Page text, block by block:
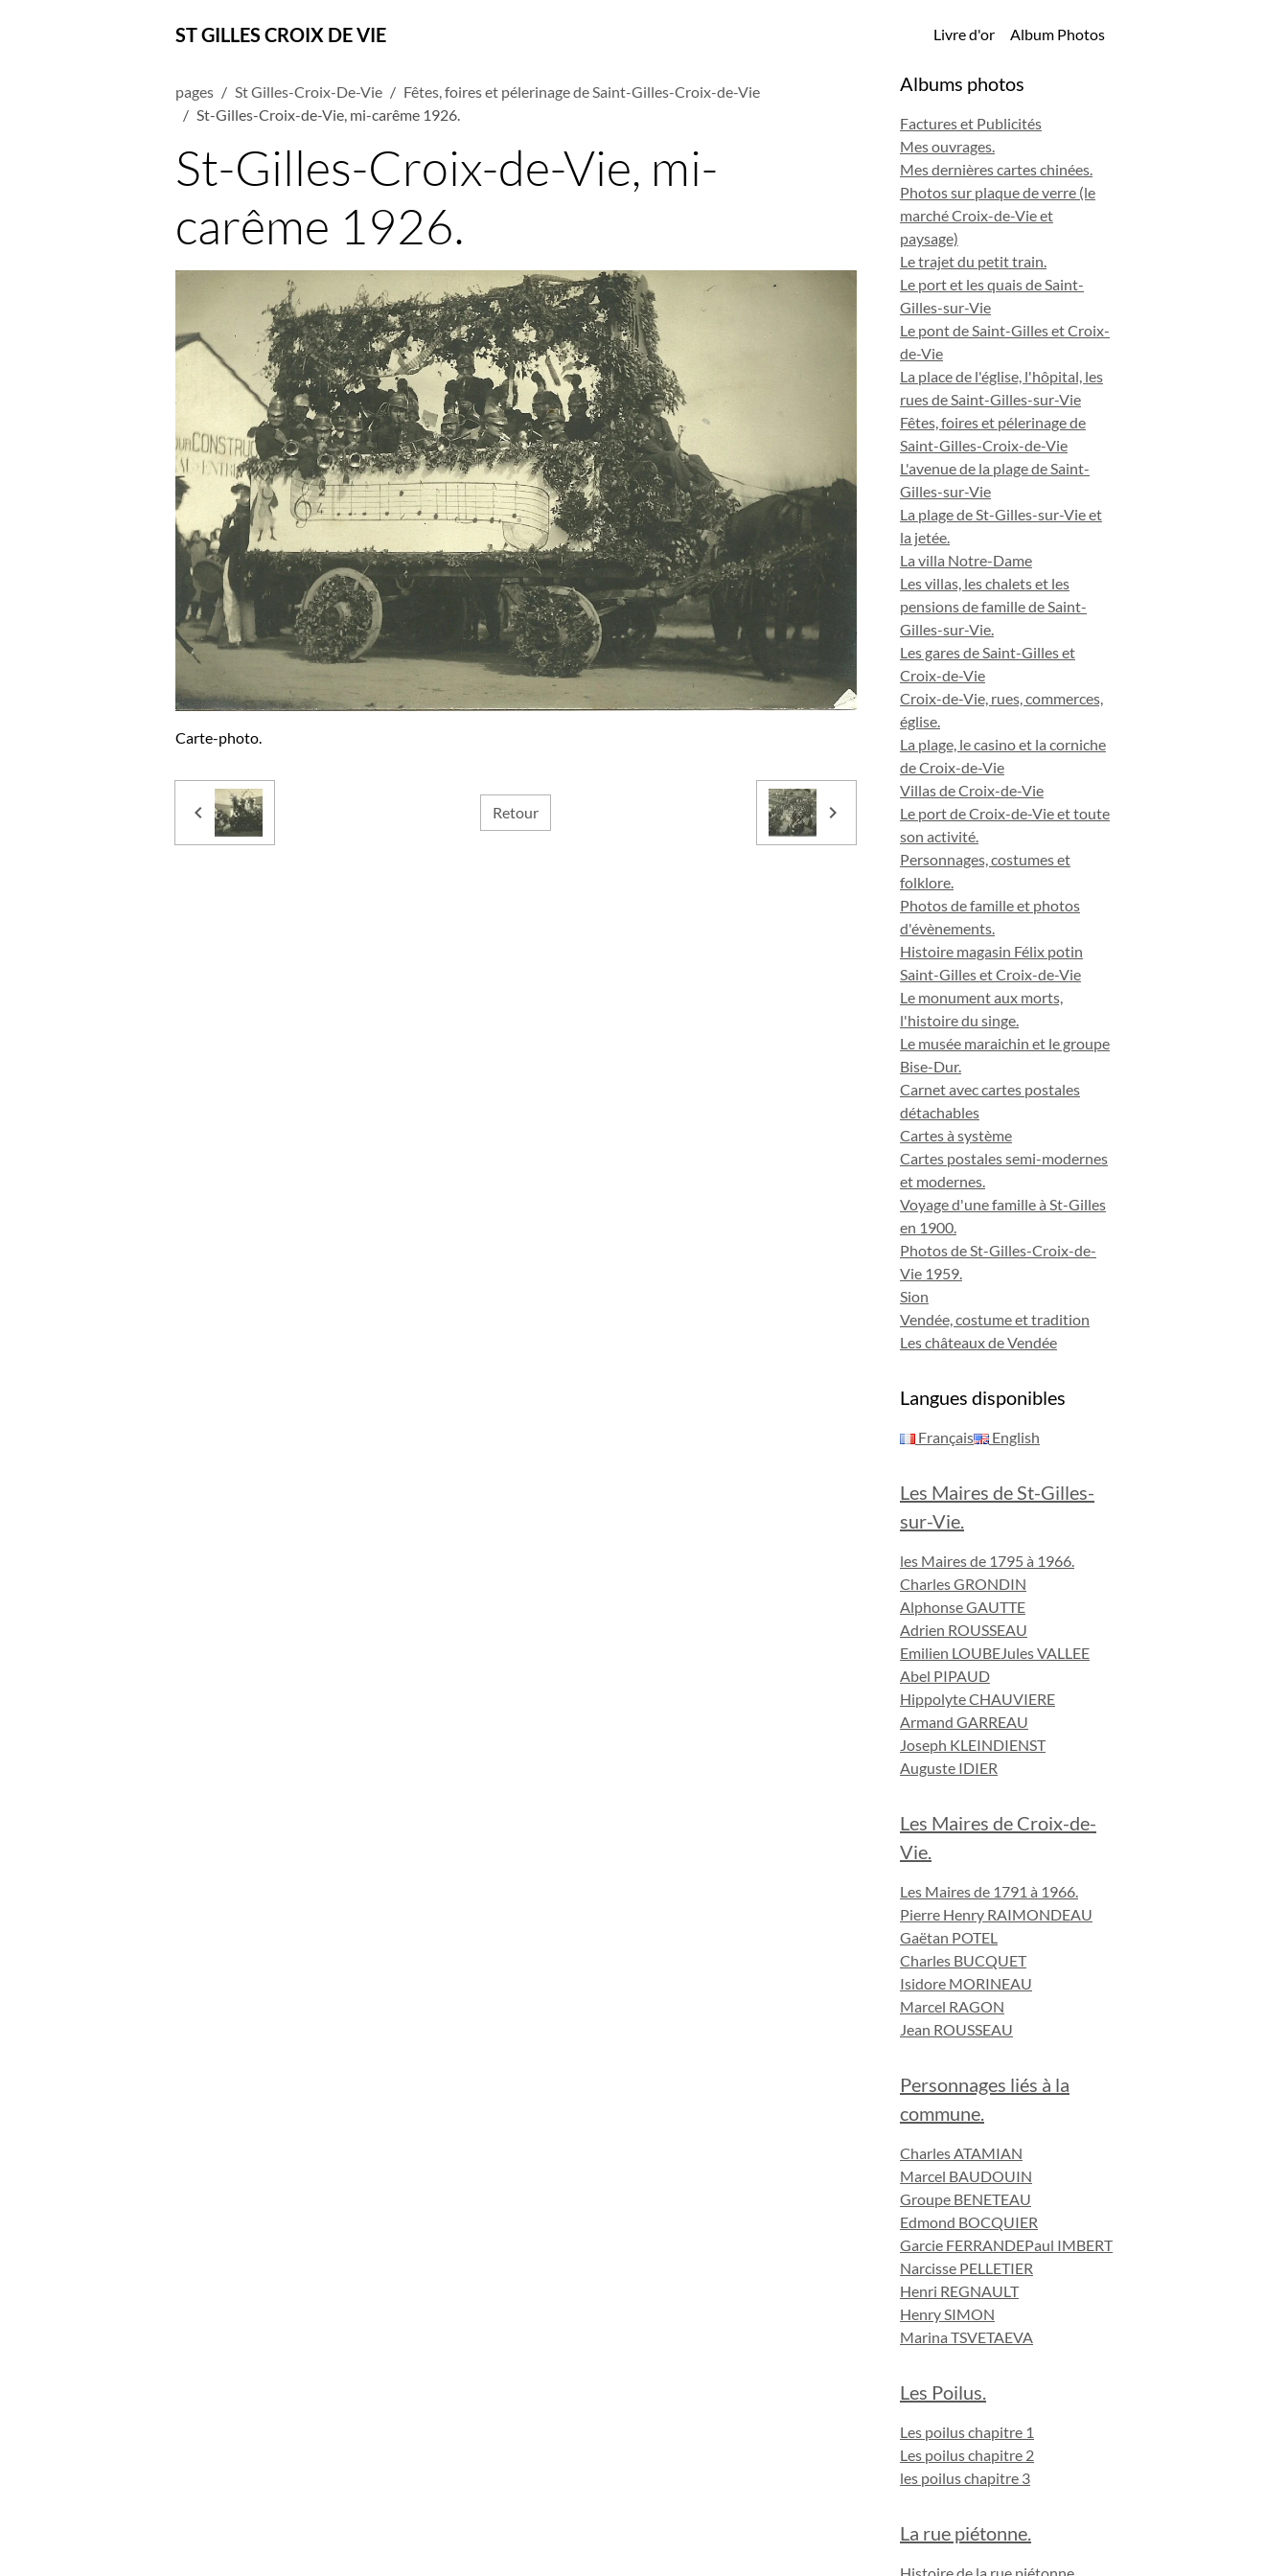
ST GILLES CROIX DE VIE Livre d'or Album Photos
pages St Gilles-Croix-De-Vie
Fêtes, foires et pélerinage de Saint-Gilles-Croix-de-Vie
St-Gilles-Croix-de-Vie, mi-carême 1926.
St-Gilles-Croix-de-Vie, mi-
carême 1926.
Carte-photo.
Retour
Albums photos
Factures et Publicités
Mes ouvrages.
Mes dernières cartes chinées.
Photos sur plaque de verre (le
marché Croix-de-Vie et
paysage)
Le trajet du petit train.
Le port et les quais de Saint-
Gilles-sur-Vie
Le pont de Saint-Gilles et Croix-
de-Vie
La place de l'église, l'hôpital, les
rues de Saint-Gilles-sur-Vie
Fêtes, foires et pélerinage de
Saint-Gilles-Croix-de-Vie
L'avenue de la plage de Saint-
Gilles-sur-Vie
La plage de St-Gilles-sur-Vie et
la jetée.
La villa Notre-Dame
Les villas, les chalets et les
pensions de famille de Saint-
Gilles-sur-Vie.
Les gares de Saint-Gilles et
Croix-de-Vie
Croix-de-Vie, rues, commerces,
église.
La plage, le casino et la corniche
de Croix-de-Vie
Villas de Croix-de-Vie
Le port de Croix-de-Vie et toute
son activité.
Personnages, costumes et
folklore.
Photos de famille et photos
d'évènements.
Histoire magasin Félix potin
Saint-Gilles et Croix-de-Vie
Le monument aux morts,
l'histoire du singe.
Le musée maraichin et le groupe
Bise-Dur.
Carnet avec cartes postales
détachables
Cartes à système
Cartes postales semi-modernes
et modernes.
Voyage d'une famille à St-Gilles
en 1900.
Photos de St-Gilles-Croix-de-
Vie 1959.
Sion
Vendée, costume et tradition
Les châteaux de Vendée
Langues disponibles
Français English
Les Maires de St-Gilles-
sur-Vie.
les Maires de 1795 à 1966.
Charles GRONDIN
Alphonse GAUTTE
Adrien ROUSSEAU
Emilien LOUBEJules VALLEE
Abel PIPAUD
Hippolyte CHAUVIERE
Armand GARREAU
Joseph KLEINDIENST
Auguste IDIER
Les Maires de Croix-de-
Vie.
Les Maires de 1791 à 1966.
Pierre Henry RAIMONDEAU
Gaëtan POTEL
Charles BUCQUET
Isidore MORINEAU
Marcel RAGON
Jean ROUSSEAU
Personnages liés à la
commune.
Charles ATAMIAN
Marcel BAUDOUIN
Groupe BENETEAU
Edmond BOCQUIER
Garcie FERRANDEPaul IMBERT
Narcisse PELLETIER
Henri REGNAULT
Henry SIMON
Marina TSVETAEVA
Les Poilus.
Les poilus chapitre 1
Les poilus chapitre 2
les poilus chapitre 3
La rue piétonne.